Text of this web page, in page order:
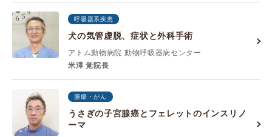
呼吸器系疾患
犬の気管虚脱、症状と外科手術
アトム動物病院 動物呼吸器病センター
米澤 覚院長
腫瘍・がん
うさぎの子宮腺癌とフェレットのインスリノ
ーマ